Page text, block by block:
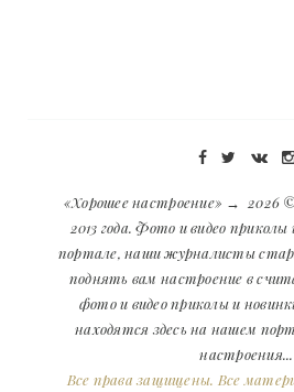
«Хорошее настроение» → 2026
2013 года. Фото и видео
портале, наши журналисты
поднять вам настроение в
фото и видео приколы и
находятся здесь на нашем
настроения...
Все права защищены. Все